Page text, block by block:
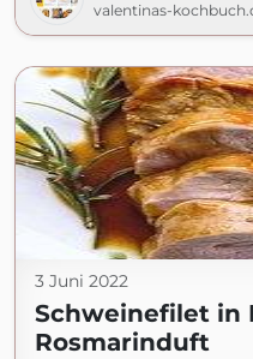
valentinas-
3 Juni 2022
Schweinefilet in
Rosmarinduft